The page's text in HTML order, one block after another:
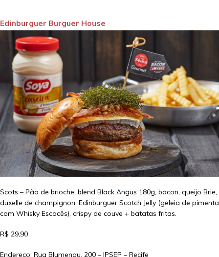
Edinburguer Burguer House
Scots – Pão de brioche, blend Black Angus 180g, bacon, queijo Brie,
duxelle de champignon, Edinburguer Scotch Jelly (geleia de pimenta
com Whisky Escocês), crispy de couve + batatas fritas.
R$ 29,90
Endereço: Rua Blumenau, 200 – IPSEP – Recife